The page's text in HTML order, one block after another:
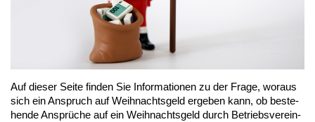
Auf die­ser Sei­te fin­den Sie In­for­ma­tio­nen zu der Fra­ge, wor­aus
sich ein An­spruch auf Weih­nachts­geld er­ge­ben kann, ob be­ste­
hen­de An­sprü­che auf ein Weih­nachts­geld durch Be­triebs­ver­ein­